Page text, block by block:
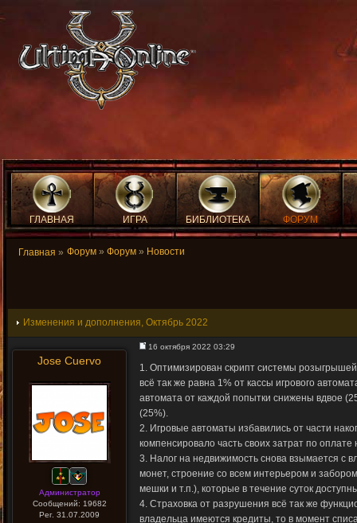
ГЛАВНАЯ ИГРА БИБЛИОТЕКА ФОРУМ
Главная » Форум » Форум » Новости
Изменения и дополнения, Октябрь 2022
Jose Cuervo
Администратор
Сообщений: 19682
Рег. 31.07.2009
16 октября 2022 03:29
1. Оптимизирован скрипт системы
всё так же равна 1% от кассы игрового
автомата от каждой попытки снижены вдвое
(25%).
2. Игровые автоматы избавились от части
компенсировало часть своих затрат по
3. Налог на недвижимость снова взымается с
монет, строение со всем интерьером и
мешки и т.п.), которые в течение суток
4. Страховка от разрушения всё так же
владельца имеются кредиты, то в момент